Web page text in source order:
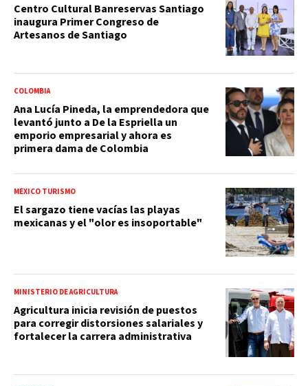
Centro Cultural Banreservas Santiago
inaugura Primer Congreso de
Artesanos de Santiago
COLOMBIA
Ana Lucía Pineda, la emprendedora que
levantó junto a De la Espriella un
emporio empresarial y ahora es
primera dama de Colombia
MÉXICO TURISMO
El sargazo tiene vacías las playas
mexicanas y el "olor es insoportable"
MINISTERIO DE AGRICULTURA
Agricultura inicia revisión de puestos
para corregir distorsiones salariales y
fortalecer la carrera administrativa